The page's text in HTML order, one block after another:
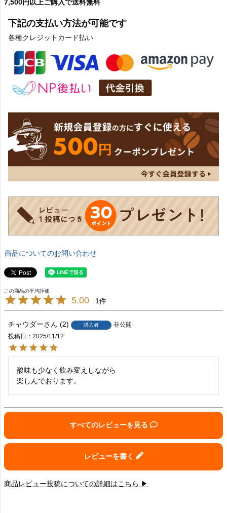
7,500円以上ご購入で送料無料
下記の支払い方法が可能です
各種クレジットカード払い
商品についてのお問い合わせ
5.00 1
チャウダー 2 購入者
非公開
投稿日
2025/11/12
酸味も少なく飲み変えしながら
楽しんでおります。
すべてのレビューを見る
レビューを書く
商品レビュー投稿についての詳細はこちら ▶